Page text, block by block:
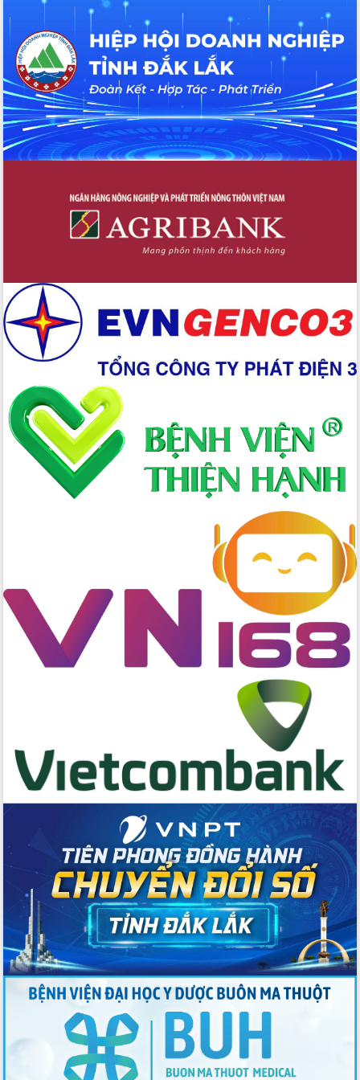
quốc phòng, quân sự địa phương năm
Đắk Lắk tập trung toàn lực khắc phục
tồn tại IUU, sẵn sàng làm việc với
Đoàn thanh tra EC
Chủ tịch UBND tỉnh Tạ Anh Tuấn thăm,
chúc mừng các bệnh viện nhân Ngày
Thầy thuốc Việt Nam
Rộn ràng lễ hội truyền thống Sông
Kỳ họp Chuyên đề lần thứ Năm, HĐND
tỉnh Đắk Lắk thông qua các nghị quyết
Thống nhất danh sách giới thiệu ứng
cử đại biểu Quốc hội khoá XVI và đại
2026-2031
Phát động hai phong trào thi đua quan
trọng trong kỷ nguyên mới
Hội nghị lần thứ tư Ban Chỉ đạo công
tác bầu cử tỉnh Đắk Lắk
Hội nghị Báo cáo viên Trung ương
tháng 01/2026
Phó Thủ tướng Hồ Quốc Dũng đánh giá
cao kết quả Chiến dịch Quang Trung
tại Đắk Lắk
Hội nghị Ban Chấp hành Đảng bộ tỉnh
Đắk Lắk lần thứ 2 (mở rộng)
đề ra
UBND tỉnh Đắk Lắk tổng kết công tác
quốc phòng, quân sự địa phương năm
2025
Tập trung triển khai quyết liệt, đồng bộ
nhân cận huyết thống
Nông sản Tây Nguyên thu hút doanh
nghiệp nước ngoài
Đắk Lắk định vị thương hiệu du lịch
“Biển – Rừng – Cà phê” trong không
Hội nghị chia sẻ kinh nghiệm, chuyển
giao kỹ thuật y tế, định hướng phát
triển chuyên sâu đến 2030
Chuyển đổi số mở ra không gian phát
triển trong lĩnh vực văn hóa, du lịch
Công bố quyết định của Ban Thường
vụ Tỉnh ủy về công tác cán bộ.
Thủ tướng Phạm Minh Chính: Khẩn
trương tái thiết cuộc sống người dân
Tập trung nâng cao chất lượng, tổ
chức sản xuất sầu riêng theo hướng